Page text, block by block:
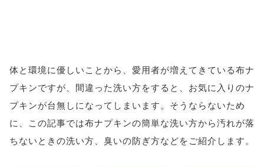
体と環境に優しいことから、愛用者が増えてきている布ナ
プキンですが、間違った洗い方をすると、お気に入りのナ
プキンが台無しになってしまいます。そうならないため
に、この記事では布ナプキンの簡単な洗い方から汚れが落
ちないときの洗い方、臭いの防ぎ方などをご紹介します。